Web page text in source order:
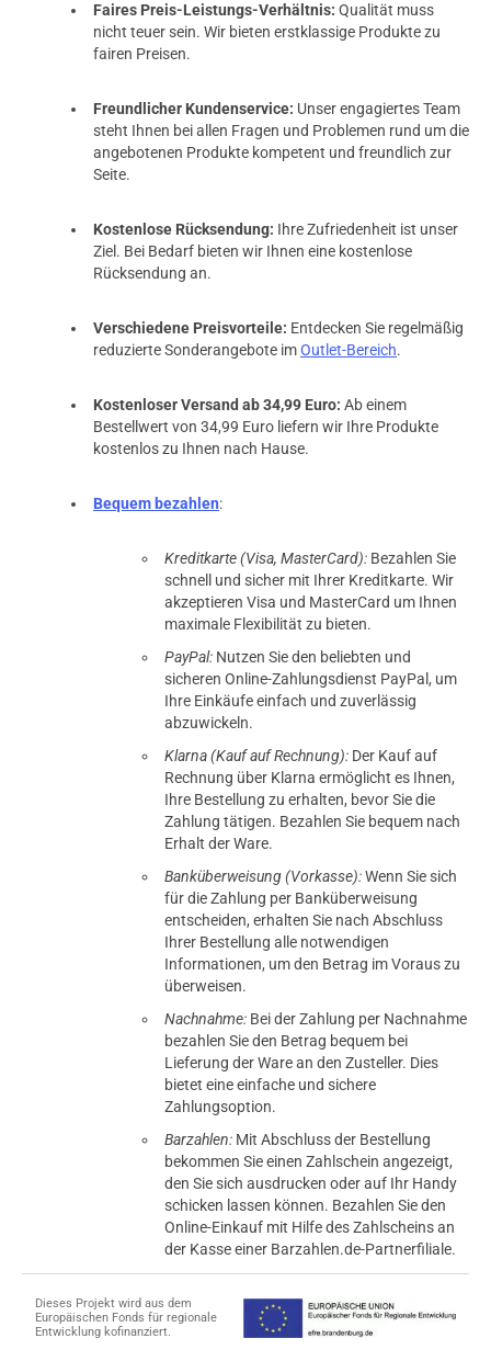
Faires Preis-Leistungs-Verhältnis: Qualität muss
nicht teuer sein. Wir bieten erstklassige Produkte zu
fairen Preisen.
Freundlicher Kundenservice: Unser engagiertes Team
steht Ihnen bei allen Fragen und Problemen rund um die
angebotenen Produkte kompetent und freundlich zur
Seite.
Kostenlose Rücksendung: Ihre Zufriedenheit ist unser
Ziel. Bei Bedarf bieten wir Ihnen eine kostenlose
Rücksendung an.
Verschiedene Preisvorteile: Entdecken Sie regelmäßig
reduzierte Sonderangebote imOutlet-Bereich.
Kostenloser Versand ab 34,99 Euro: Ab einem
Bestellwert von 34,99 Euro liefern wir Ihre Produkte
kostenlos zu Ihnen nach Hause.
Bequem bezahlen:
Kreditkarte (Visa, MasterCard): Bezahlen Sie
schnell und sicher mit Ihrer Kreditkarte. Wir
akzeptieren Visa und MasterCard um Ihnen
maximale Flexibilität zu bieten.
PayPal: Nutzen Sie den beliebten und
sicheren Online-Zahlungsdienst PayPal, um
Ihre Einkäufe einfach und zuverlässig
abzuwickeln.
Klarna (Kauf auf Rechnung): Der Kauf auf
Rechnung über Klarna ermöglicht es Ihnen,
Ihre Bestellung zu erhalten, bevor Sie die
Zahlung tätigen. Bezahlen Sie bequem nach
Erhalt der Ware.
Banküberweisung (Vorkasse):Wenn Sie sich
für die Zahlung per Banküberweisung
entscheiden, erhalten Sie nach Abschluss
Ihrer Bestellung alle notwendigen
Informationen, um den Betrag im Voraus zu
überweisen.
Nachnahme: Bei der Zahlung per Nachnahme
bezahlen Sie den Betrag bequem bei
Lieferung der Ware an den Zusteller. Dies
bietet eine einfache und sichere
Zahlungsoption.
Barzahlen: Mit Abschluss der Bestellung
bekommen Sie einen Zahlschein angezeigt,
den Sie sich ausdrucken oder auf Ihr Handy
schicken lassen können. Bezahlen Sie den
Online-Einkauf mit Hilfe des Zahlscheins an
der Kasse einer Barzahlen.de-Partnerfiliale.
Dieses Projekt wird aus dem
Europäischen Fonds für regionale
Entwicklung kofinanziert.